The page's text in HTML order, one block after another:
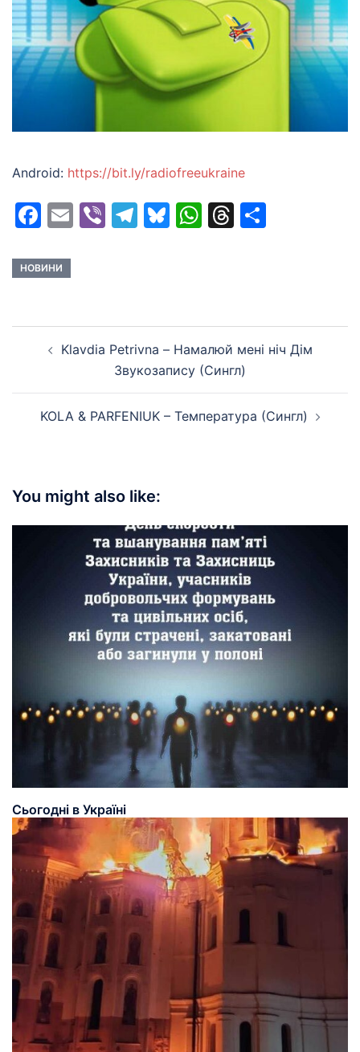
Android: https://bit.ly/radiofreeukraine
Facebook
EmailViberTelegram
Bluesky
WhatsApp
Threads
НОВИНИ
navigation
Klavdia Petrivna – Намалюй мені ніч Дім
Звукозапису (Сингл)
KOLA & PARFENIUK – Температура (Сингл)
You might also like:
Сьогодні в Україні